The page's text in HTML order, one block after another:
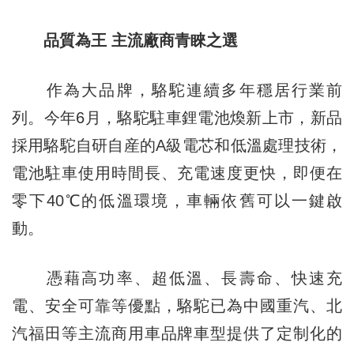
品質為王 主流廠商青睞之選
作為大品牌，駱駝連續多年穩居行業前
列。今年6月，駱駝駐車鋰電池煥新上市，新品
採用駱駝自研自産的A級電芯和低溫處理技術，
電池駐車使用時間長、充電速度更快，即便在
零下40℃的低溫環境，車輛依舊可以一鍵啟
動。
憑藉高功率、超低溫、長壽命、快速充
電、安全可靠等優點，駱駝已為中國重汽、北
汽福田等主流商用車品牌車型提供了定制化的